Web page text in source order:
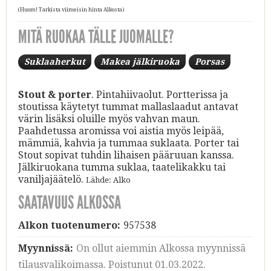
(Huom! Tarkista viimeisin hinta Alkosta)
MITÄ RUOKAA TÄLLE JUOMALLE?
Suklaaherkut Makea jälkiruoka Porsas
Stout & porter. Pintahiivaolut. Portterissa ja
stoutissa käytetyt tummat mallaslaadut antavat
värin lisäksi oluille myös vahvan maun.
Paahdetussa aromissa voi aistia myös leipää,
mämmiä, kahvia ja tummaa suklaata. Porter tai
Stout sopivat tuhdin lihaisen pääruuan kanssa.
Jälkiruokana tumma suklaa, taatelikakku tai
vaniljajäätelö. Lähde: Alko
SAATAVUUS ALKOSSA
Alkon tuotenumero: 957538
Myynnissä: On ollut aiemmin Alkossa myynnissä
tilausvalikoimassa. Poistunut 01.03.2022.